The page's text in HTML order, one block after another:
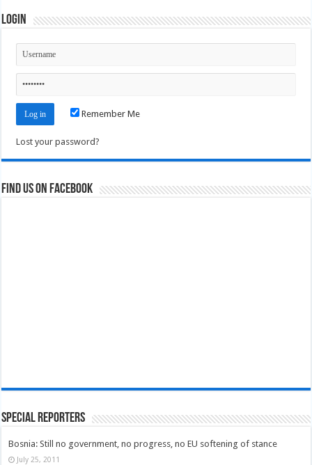
Login
Remember Me
Lost your password?
Find us on Facebook
Special Reporters
Bosnia: Still no government, no progress, no EU softening of stance
July 25, 2011